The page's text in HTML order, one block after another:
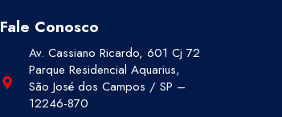
Fale Conosco
Av. Cassiano Ricardo, 601 Cj 72
Parque Residencial Aquarius,
São José dos Campos / SP –
12246-870